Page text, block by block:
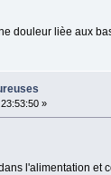
douleur lièe aux
»
l'alimentation